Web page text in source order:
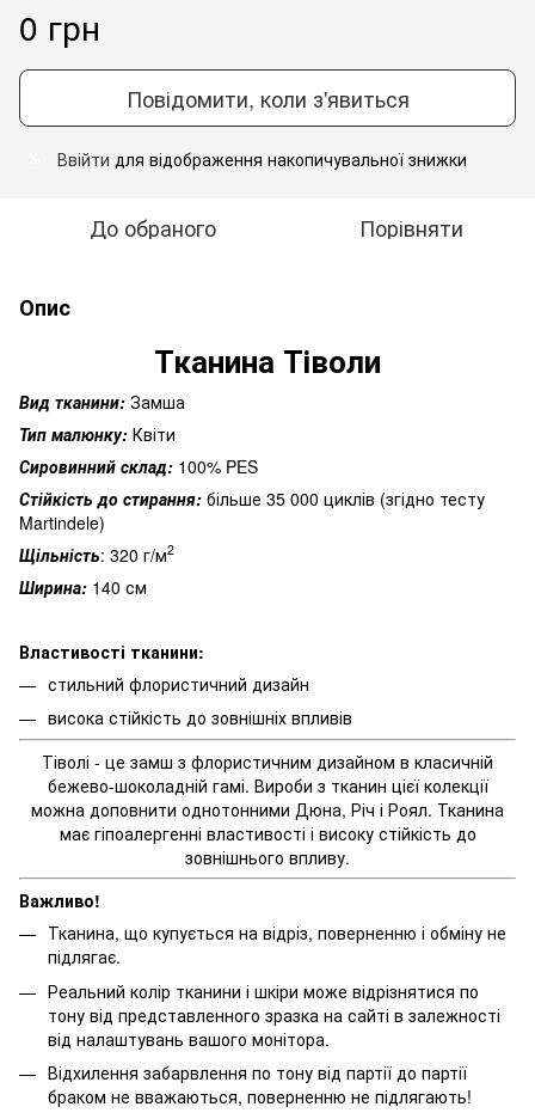
0 грн
Повідомити, коли з'явиться
Ввійти для відображення накопичувальної знижки
До обраного Порівняти
Опис
Тканина Тіволи
Вид тканини: Замша
Тип малюнку: Квіти
Сировинний склад: 100% PES
Стійкість до стирання: більше 35 000 циклів (згідно тесту
Martindele)
Щільність: 320 г/м2
Ширина: 140 см
Властивості тканини:
стильний флористичний дизайн
висока стійкість до зовнішніх впливів
Тіволі - це замш з флористичним дизайном в класичній
бежево-шоколадній гамі. Вироби з тканин цієї колекції
можна доповнити однотонними Дюна, Річ і Роял. Тканина
має гіпоалергенні властивості і високу стійкість до
зовнішнього впливу.
Важливо!
Тканина, що купується на відріз, поверненню і обміну не
підлягає.
Реальний колір тканини і шкіри може відрізнятися по
тону від представленного зразка на сайті в залежності
від налаштувань вашого монітора.
Відхилення забарвлення по тону від партії до партії
браком не вважаються, поверненню не підлягають!